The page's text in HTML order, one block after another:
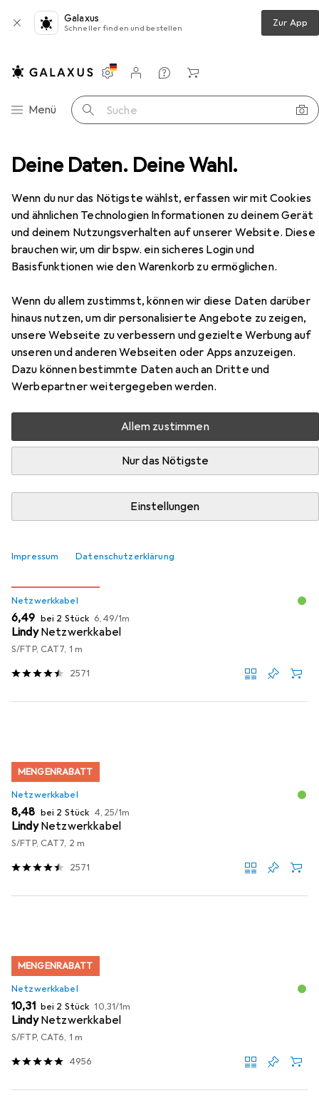
Deine Daten. Deine Wahl.
Wenn du nur das Nötigste wählst, erfassen wir mit Cookies
und ähnlichen Technologien Informationen zu deinem Gerät
und deinem Nutzungsverhalten auf unserer Website. Diese
brauchen wir, um dir bspw. ein sicheres Login und
Basisfunktionen wie den Warenkorb zu ermöglichen.
Wenn du allem zustimmst, können wir diese Daten darüber
hinaus nutzen, um dir personalisierte Angebote zu zeigen,
unsere Webseite zu verbessern und gezielte Werbung auf
unseren und anderen Webseiten oder Apps anzuzeigen.
Dazu können bestimmte Daten auch an Dritte und
Werbepartner weitergegeben werden.
Allem zustimmen
Nur das Nötigste
Einstellungen
Impressum Datenschutzerklärung
Galaxus
Schneller finden und bestellen Zur App
Navigation nach Kategorien
Menü Suche
Einstellungen
Kundenkonto
Vergleichslisten
Merklisten
Warenkorb
fuer IPv4/IPv6 dynamische Routing-Faehigkeiten
NetgearProsafe GSM7228PS Layer 3
Lizenz Upgrade fuer IPv4/IPv6
dynamische Routing-Faehigkeiten
Zubehör für Netgear Prosafe
GSM7228PS Layer 3 Lizenz
Upgrade fuer IPv4/IPv6
dynamische Routing-
Faehigkeiten
Hier findest du passendes Zubehör zum Produkt Netgear
Prosafe GSM7228PS Layer 3 Lizenz Upgrade fuer
IPv4/IPv6 dynamische Routing-Faehigkeiten aus der
Kategorie Netzwerkkabel.
Relevanz
Produktliste
Netzwerkkabel
EUR
6,49 bei 2 Stück EUR
6,49/1m
Lindy Netzwerkkabel
S/FTP, CAT7, 1 m
2571
MENGENRABATT
Netzwerkkabel
EUR
8,48 bei 2 Stück EUR
4,25/1m
Lindy Netzwerkkabel
S/FTP, CAT7, 2 m
2571
MENGENRABATT
Netzwerkkabel
EUR
10,31 bei 2 Stück EUR
10,31/1m
Lindy Netzwerkkabel
S/FTP, CAT6, 1 m
4956